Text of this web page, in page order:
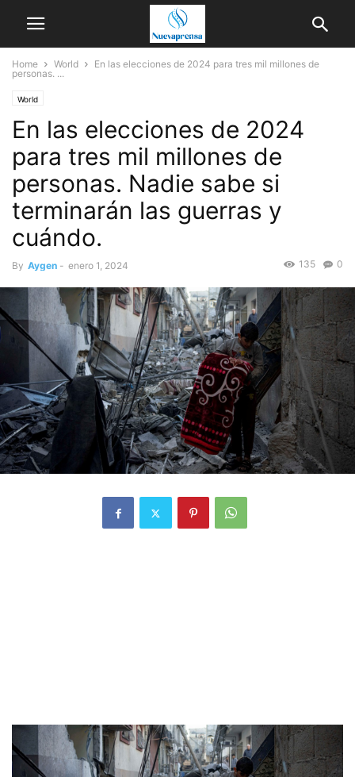
Home World
En las elecciones de 2024 para tres mil millones de
personas. ...
World
En las elecciones de 2024
para tres mil millones de
personas. Nadie sabe si
terminarán las guerras y
cuándo.
By Aygen - enero 1, 2024 0
135